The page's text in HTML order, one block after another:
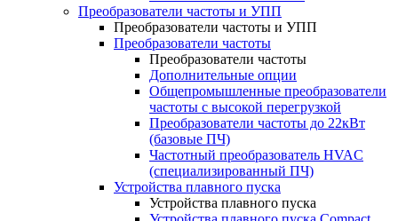
Преобразователи частоты и УПП
Преобразователи частоты и УПП
Преобразователи частоты
Преобразователи частоты
Дополнительные опции
Общепромышленные преобразователи
частоты с высокой перегрузкой
Преобразователи частоты до 22кВт
(базовые ПЧ)
Частотный преобразователь HVAC
(специализированный ПЧ)
Устройства плавного пуска
Устройства плавного пуска